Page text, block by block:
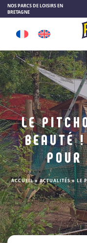
NOS PARCS DE LOISIRS EN
BRETAGNE
LE
BEAUTÉ
ACCUEIL»ACTUALITÉS» LE
Panneau de gestion